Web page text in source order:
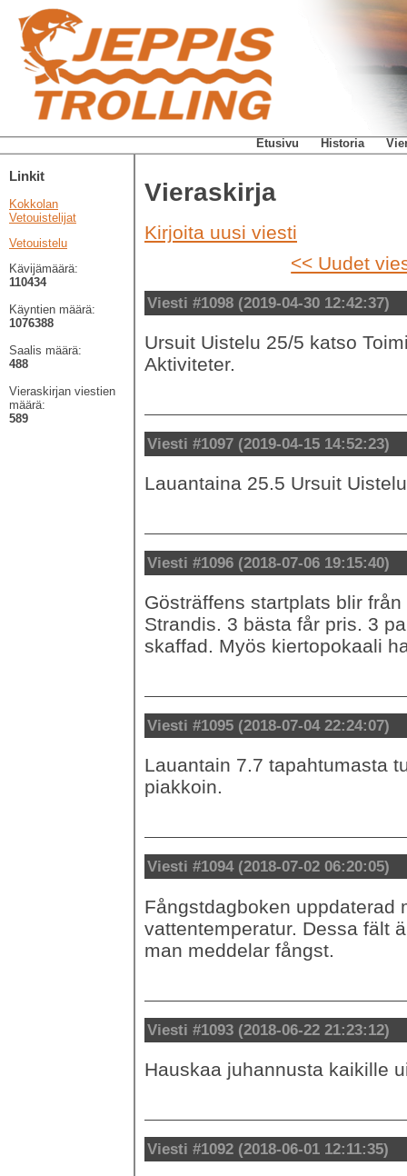
Etusivu Historia
Linkit
Kokkolan
Vetouistelijat
Vetouistelu
Kävijämäärä:
110434
Käyntien määrä:
1076388
Saalis määrä:
488
Vieraskirjan viestien
määrä:
589
Vieraskirja
Kirjoita uusi viesti
<< Uudet
Viesti #1098 (2019-04-30 12:42:37)
Ursuit Uistelu 25/5 katso
Aktiviteter.
Viesti #1097 (2019-04-15 14:52:23)
Lauantaina 25.5 Ursuit
Viesti #1096 (2018-07-06 19:15:40)
Gösträffens startplats blir
Strandis. 3 bästa får pris. 3
skaffad. Myös kiertopokaali
Viesti #1095 (2018-07-04 22:24:07)
Lauantain 7.7 tapahtumasta
piakkoin.
Viesti #1094 (2018-07-02 06:20:05)
Fångstdagboken uppdaterad
vattentemperatur. Dessa fält
man meddelar fångst.
Viesti #1093 (2018-06-22 21:23:12)
Hauskaa juhannusta kaikille
Viesti #1092 (2018-06-01 12:11:35)